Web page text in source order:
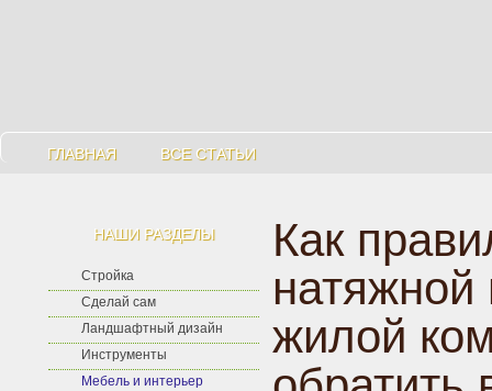
ГЛАВНАЯ ВСЕ СТАТЬИ
НАШИ РАЗДЕЛЫ
Стройка
Сделай сам
Ландшафтный дизайн
Инструменты
Мебель и интерьер
Как
натяжной
жилой